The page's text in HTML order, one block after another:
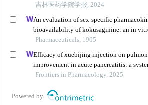
吉林医药学院学报, 2024
An evaluation of sex-specific
bioavailability of kokusaginine: an in
investigation
Pharmaceuticals, 1905
Efficacy of xuebijing injection on
improvement in acute pancreatitis: a
and meta-analysis
Frontiers in Pharmacology, 2025
Powered by